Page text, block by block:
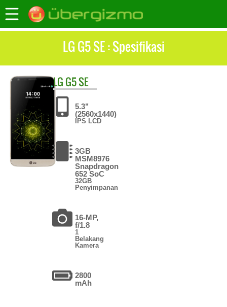
LG G5 SE : Spesifikasi
LG G5 SE
5.3"
(2560x1440)
IPS LCD
3GB
MSM8976
Snapdragon
652 SoC
32GB
Penyimpanan
16-MP,
f/1.8
1
Belakang
Kamera
2800
mAh